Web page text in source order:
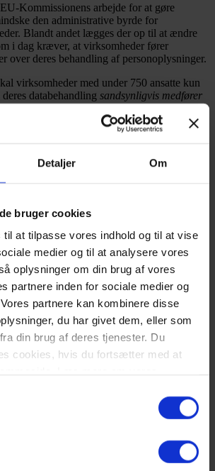
Detaljer Om
bruger cookies
til at tilpasse vores indhold og til at vise
medier og til at analysere vores
oplysninger om din brug af vores
partnere inden for sociale medier og
partnere kan kombinere disse
du har givet dem, eller som
din brug af deres tjenester. Du
cookies, hvis du fortsætter med at
Kommissionens arbejde for at gøre
den administrative byrde for
Blandt andet lægges der op til at ændre
i dag kræver, at virksomheder fører
over deres behandling af personoplysninger.
virksomheder med under 750 ansatte kun
databehandling sandsynligvis medfører
rettigheder. Dermed bliver reglerne mere
at håndtere – især for mindre aktører.
op til mindre justeringer i GDPR’s artikel 40
adfærdskodekser og certificering. Her bliver
og konkurrenceret
benyttede samtidig mødet til at
om udlevering af personoplysninger til
EU – og vedtog et nyt arbejdsprogram frem
bliver samspillet mellem
og forbrugerbeskyttelse – et område,
en aktiv rolle.
og praktisk hjælp – f.eks.
Kort sagt: Vi gør det komplekse
på jeres forretning.